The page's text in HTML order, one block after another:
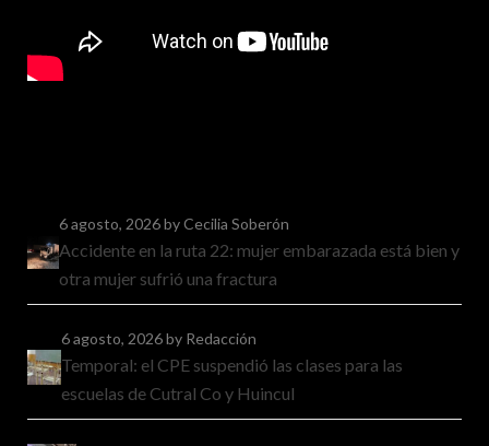
6 agosto, 2026by Cecilia Soberón
Accidente en la ruta 22: mujer embarazada está bien y
otra mujer sufrió una fractura
6 agosto, 2026by Redacción
Temporal: el CPE suspendió las clases para las
escuelas de Cutral Co y Huincul